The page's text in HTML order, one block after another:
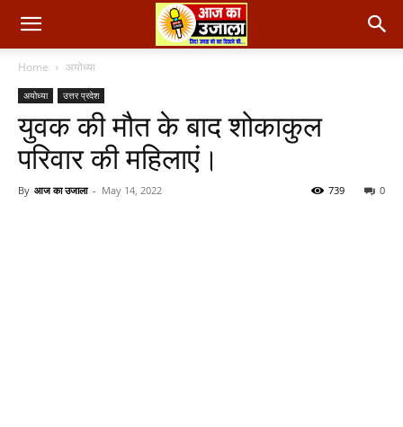
Home अयोध्या
अयोध्या उत्तर प्रदेश
युवक की मौत के बाद शोकाकुल
परिवार की महिलाएं।
By आज का उजाला - May 14, 2022 0
739